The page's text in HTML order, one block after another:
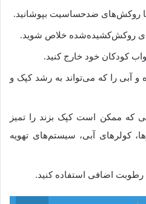
روکش‌های ضدحساسیت بپوشانید.
روکش‌کشیده‌شده خلاص شوید.
کودکان خود خارج کنید.
آبی را که می‌تواند به رشد کپک و
که ممکن است کپک بزند را تمیز
کولرهای آبی، سیستم‌های تهویه
اضافی استفاده کنید.